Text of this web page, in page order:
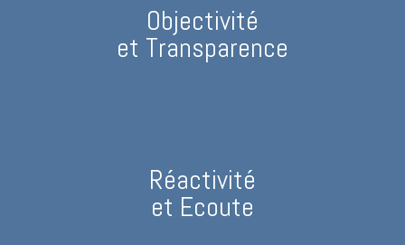
Objectivité
et Transparence
Réactivité
et Ecoute